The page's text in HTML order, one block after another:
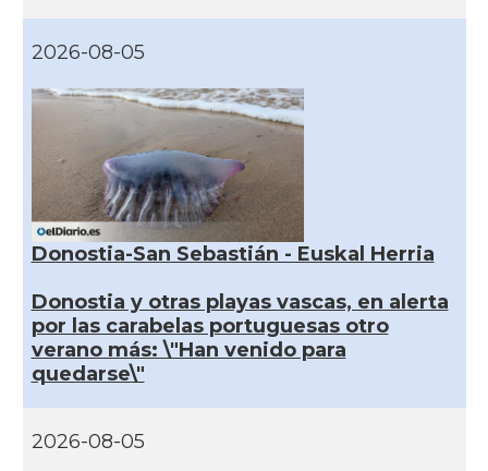
2026-08-05
Donostia-San Sebastián - Euskal Herria
Donostia y otras playas vascas, en alerta
por las carabelas portuguesas otro
verano más: \"Han venido para
quedarse\"
2026-08-05